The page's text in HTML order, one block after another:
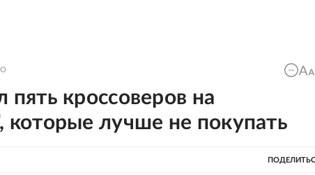
пять кроссоверов на
которые лучше не покупать